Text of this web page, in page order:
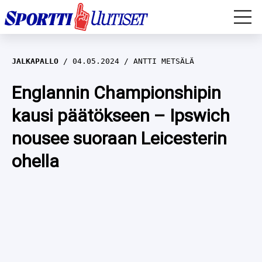
EM-YLEISURHEILU
JÄÄKIEKKO
YLEISURHEILU
WILMA HELTELÄ
TALVILAJIT
JALKAPALLO 04.05.2024 ANTTI METSÄLÄ
Englannin Championshipin
kausi päätökseen – Ipswich
nousee suoraan Leicesterin
ohella